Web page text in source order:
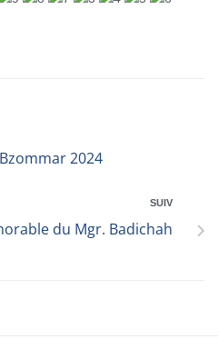
2024
SUIV
du Mgr. Badichah